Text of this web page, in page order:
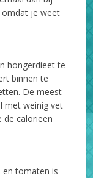
omdat je weet
hongerdieet te
binnen te
De meest
met weinig vet
de calorieën
en tomaten is